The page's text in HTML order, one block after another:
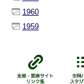
1960
1959